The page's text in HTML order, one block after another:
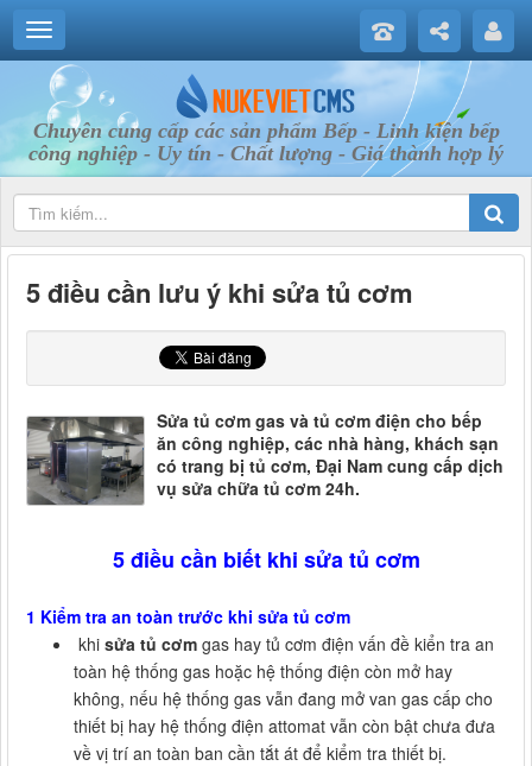
Chuyên cung cấp các sản phẩm Bếp - Linh kiện bếp
công nghiệp - Uy tín - Chất lượng - Giá thành hợp lý
5 điều cần lưu ý khi sửa tủ cơm
Sửa tủ cơm gas và tủ cơm điện cho bếp
ăn công nghiệp, các nhà hàng, khách sạn
có trang bị tủ cơm, Đại Nam cung cấp dịch
vụ sửa chữa tủ cơm 24h.
5 điều cần biết khi sửa tủ cơm
1 Kiểm tra an toàn trước khi sửa tủ cơm
khi sửa tủ cơm gas hay tủ cơm điện vấn đề kiển tra an
toàn hệ thống gas hoặc hệ thống điện còn mở hay
không, nếu hệ thống gas vẫn đang mở van gas cấp cho
thiết bị hay hệ thống điện attomat vẫn còn bật chưa đưa
về vị trí an toàn ban cần tắt át để kiểm tra thiết bị.